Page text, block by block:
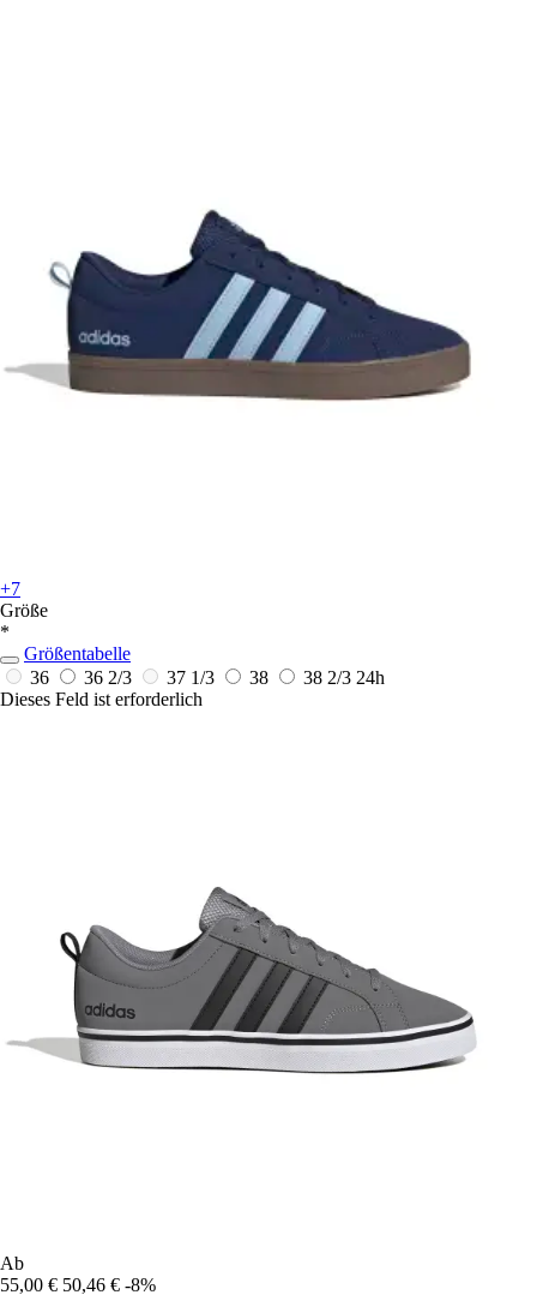
+7
Größe
*
Größentabelle
36
36 2/3 37 1/3 38 38 2/3 24h
Dieses Feld ist erforderlich
Ab
55,00 € 50,46 € -8%